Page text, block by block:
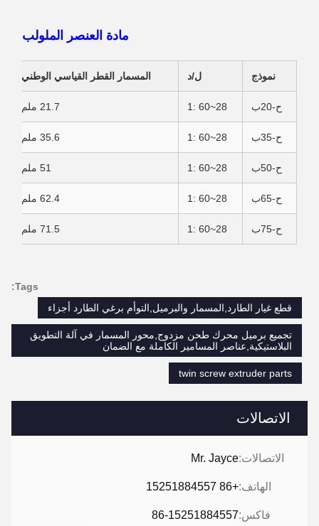
الاتصالات
الاتصالات:Mr. Jayce
الهاتف:+86 15251884557
فاكس:86-15251884557
مادة العنصر الملولب
نموذج ل/د المسمار القطر القياسي الوطني
ح-20ب 28~60 :1 21.7 ملم
ح-35ب 28~60 :1 35.6 ملم
ح-50ب 28~60 :1 51 ملم
ح-65ب 28~60 :1 62.4 ملم
ح-75ب 28~60 :1 71.5 ملم
Tags:
قطع غيار الطارد,المسمار والبرميل,التوأم برغي الطارد أجزاء
تجميع برميل محرك طحن مزدوج,محور المسمار في آلة التطويق
البلاستيكية,عناصر المسامير الكاملة مع الضمان
twin screw extruder parts